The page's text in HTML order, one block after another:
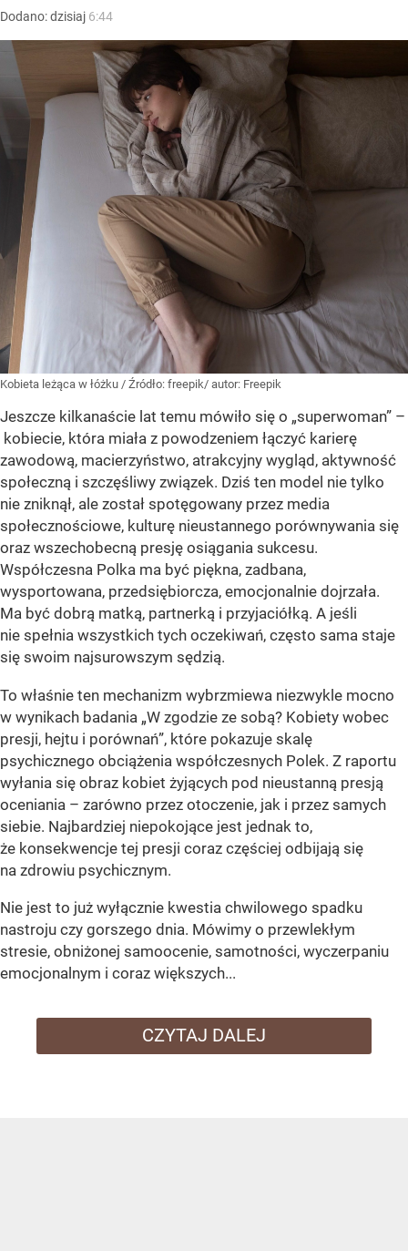
Dodano:dzisiaj 6:44
Kobieta leżąca w łóżku / Źródło: freepik/ autor: Freepik
Jeszcze kilkanaście lat temu mówiło się o „superwoman” –
kobiecie, która miała z powodzeniem łączyć karierę
zawodową, macierzyństwo, atrakcyjny wygląd, aktywność
społeczną i szczęśliwy związek. Dziś ten model nie tylko
nie zniknął, ale został spotęgowany przez media
społecznościowe, kulturę nieustannego porównywania się
oraz wszechobecną presję osiągania sukcesu.
Współczesna Polka ma być piękna, zadbana,
wysportowana, przedsiębiorcza, emocjonalnie dojrzała.
Ma być dobrą matką, partnerką i przyjaciółką. A jeśli
nie spełnia wszystkich tych oczekiwań, często sama staje
się swoim najsurowszym sędzią.
To właśnie ten mechanizm wybrzmiewa niezwykle mocno
w wynikach badania „W zgodzie ze sobą? Kobiety wobec
presji, hejtu i porównań”, które pokazuje skalę
psychicznego obciążenia współczesnych Polek. Z raportu
wyłania się obraz kobiet żyjących pod nieustanną presją
oceniania – zarówno przez otoczenie, jak i przez samych
siebie. Najbardziej niepokojące jest jednak to,
że konsekwencje tej presji coraz częściej odbijają się
na zdrowiu psychicznym.
Nie jest to już wyłącznie kwestia chwilowego spadku
nastroju czy gorszego dnia. Mówimy o przewlekłym
stresie, obniżonej samoocenie, samotności, wyczerpaniu
emocjonalnym i coraz większych...
CZYTAJ DALEJ